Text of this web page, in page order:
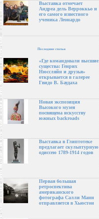
Выставка отмечает
Андреа дель Верроккьо и
его самого известного
ученика Леонардо
Последние статьи
«Где командовали высшие
существа: Генрих
Нюссляйн и друзья»
открывается в галерее
Гвидо В. Баудаха
Новая экспозиция
Высокого музея
посвящена искусству
южных backroads
Выставка в Глиптотеке
предлагает скульптурную
одиссею 1789-1914 годов
Первая большая
ретроспектива
американского
фотографа Салли Манн
отправляется в Хьюстон